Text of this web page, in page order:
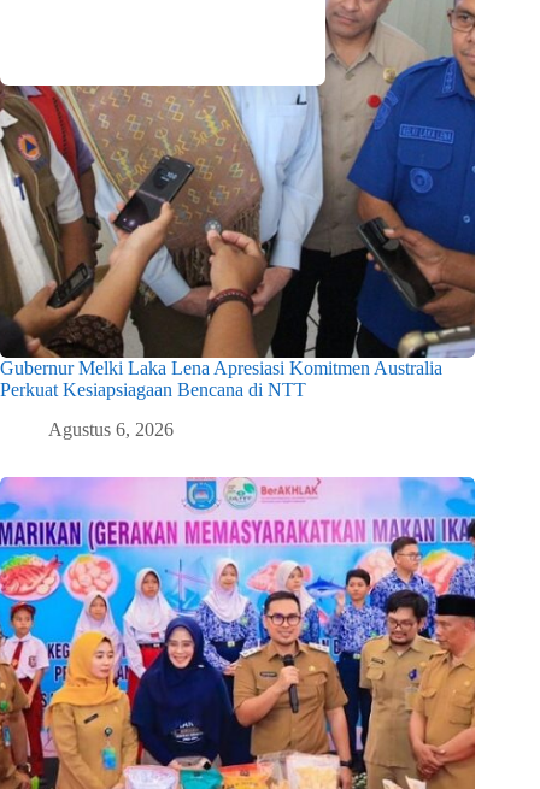
Gubernur Melki Laka Lena Apresiasi Komitmen Australia
Perkuat Kesiapsiagaan Bencana di NTT
Agustus 6, 2026